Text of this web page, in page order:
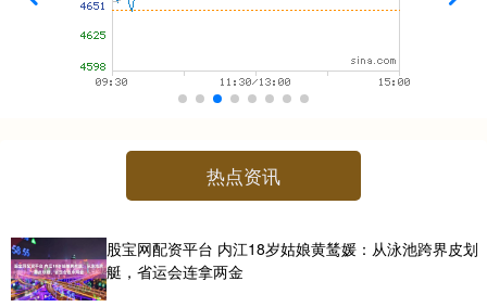
热点资讯
股宝网配资平台 内江18岁姑娘黄鸶媛：从泳池跨界皮划
艇，省运会连拿两金